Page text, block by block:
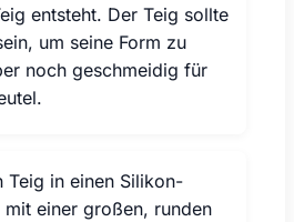
entsteht. Der Teig sollte
um seine Form zu
noch geschmeidig für
Teig in einen Silikon-
mit einer großen, runden